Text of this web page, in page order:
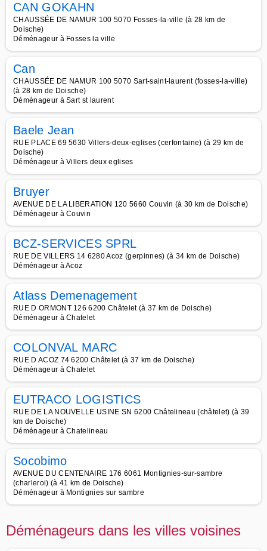
CAN GOKAHN
CHAUSSÉE DE NAMUR 100 5070 Fosses-la-ville (à 28 km de
Doische)
Déménageur à Fosses la ville
Can
CHAUSSÉE DE NAMUR 100 5070 Sart-saint-laurent (fosses-la-ville)
(à 28 km de Doische)
Déménageur à Sart st laurent
Baele Jean
RUE PLACE 69 5630 Villers-deux-eglises (cerfontaine) (à 29 km de
Doische)
Déménageur à Villers deux eglises
Bruyer
AVENUE DE LA LIBERATION 120 5660 Couvin (à 30 km de Doische)
Déménageur à Couvin
BCZ-SERVICES SPRL
RUE DE VILLERS 14 6280 Acoz (gerpinnes) (à 34 km de Doische)
Déménageur à Acoz
Atlass Demenagement
RUE D ORMONT 126 6200 Châtelet (à 37 km de Doische)
Déménageur à Chatelet
COLONVAL MARC
RUE D ACOZ 74 6200 Châtelet (à 37 km de Doische)
Déménageur à Chatelet
EUTRACO LOGISTICS
RUE DE LA NOUVELLE USINE SN 6200 Châtelineau (châtelet) (à 39
km de Doische)
Déménageur à Chatelineau
Socobimo
AVENUE DU CENTENAIRE 176 6061 Montignies-sur-sambre
(charleroi) (à 41 km de Doische)
Déménageur à Montignies sur sambre
Déménageurs dans les villes voisines